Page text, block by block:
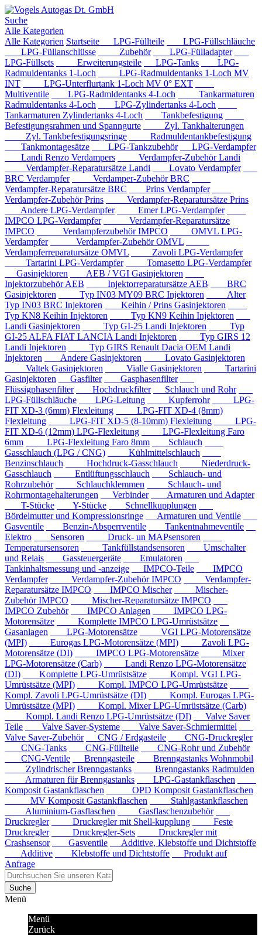
Suche
Alle Kategorien
Alle Kategorien Startseite LPG-Füllteile
LPG-Füllschläuche
LPG-Füllanschlüsse
Zubehör
LPG-Fülladapter
LPG-Füllsets
Erweiterungsteile LPG-Tanks
LPG-
Radmuldentanks 1-Loch
LPG-Radmuldentanks 1-Loch MV
INT
LPG-Unterflurtank 1-Loch MV 0° EXT
Multiventile
LPG-Radmldentanks 4-Loch
Tankarmaturen
Radmuldentanks 4-Loch
LPG-Zylindertanks 4-Loch
Tankarmaturen Zylindertanks 4-Loch
Tankbefestigung
Befestigungsrahmen und Spanngurte
Zyl. Tankhalterungen
Zyl. Tankbefestigungsringe
Radmuldentankbefestigung
Tankmontagesätze
LPG-Tankzubehör
LPG-Verdampfer
Landi Renzo Verdampers
Verdampfer-Zubehör Landi
Verdampfer-Reparatursätze Landi
Lovato Verdampfer
BRC Verdampfer
Verdamper-Zubehör BRC
Verdampfer-Reparatursätze BRC
Prins Verdampfer
Verdampfer-Zubehör Prins
Verdampfer-Reparatursätze Prins
Andere LPG-Verdampfer
Emer LPG-Verdampfer
IMPCO LPG-Verdampfer
Verdampfer-Reparatursätze
IMPCO
Verdampferzubehör IMPCO
OMVL LPG-
Verdampfer
Verdampfer-Zubehör OMVL
Verdampferreparatursätze OMVL
Zavoli LPG-Verdampfer
Tartarini LPG-Verdampfer
Tomasetto LPG-Verdampfer
Gasinjektoren
AEB / VGI Gasinjektoren
Injektorzubehör AEB
Injektorreparatursätze AEB
BRC
Gasinjektoren
Typ IN03 MY09 BRC Injektoren
Alter
Typ IN03 BRC Injektoren
Keihin / Prins Gasinjektoren
Typ KN8 Keihin Injektoren
Typ KN9 Keihin Injektoren
Landi Gasinjektoren
Typ GI-25 Landi Injektoren
Typ
GI-25 ALFA FIAT LANCIA Landi Injektoren
Typ GIRS 12
Landi Injektoren
Typ GIRS Renault Dacia OEM Landi
Injektoren
Andere Gasinjektoren
Lovato Gasinjektoren
Valtek Gasinjektoren
Vialle Gasinjektoren
Tartarini
Gasinjektoren
Gasfilter
Gasphasenfilter
Flüssigphasenfilter
Hochdruckfilter
Schlauch und Rohr
LPG-Füllschläuche
LPG-Leitung Kupferrohr
LPG-
FIT XD-3 (6mm) Flexleitung
LPG-FIT XD-4 (8mm)
Flexleitung
LPG-FIT XD-5 (8-10mm) Flexleitung
LPG-
FIT XD-6 (12mm) LPG-Flexleitung
LPG-Flexleitung Faro
6mm
LPG-Flexleitung Faro 8mm
Schlauch
Gasschlauch (LPG / CNG)
Kühlmittelschlauch
Benzinschlauch
Hochdruck-Gasschlauch
Niederdruck-
Gasschlauch
Entlüftungsschlauch
Schlauch- und
Rohrzubehör
Schlauchklemmen
Schlauch- und
Rohrmontagehalterungen
Verbinder
Armaturen und Adapter
T-Stücke
Y-Stücke
Schnellkupplungen
Bördelmutter und Kompressionsringe
Armaturen und Ventile
Gasventile
Benzin-Absperrventile
Tankentnahmeventile
Elektro
Sensoren
Druck- un MAPsensoren
Temperatursensoren
Tankfüllstandsensoren
Umschalter
und Relais
Gassteuergeräte
Emulatoren
Tankinhaltsmessung und -anzeige
IMPCO-Teile
IMPCO
Verdampfer
Verdampfer-Zubehör IMPCO
Verdampfer-
Reparatursätze IMPCO
IMPCO Mischer
Mischer-
Zubehör IMPCO
Mischer-Reparatursätze IMPCO
IMPCO Zubehör
IMPCO Anlagen
IMPCO LPG-
Motorensätze
Komplette IMPCO LPG-Umrüstsätze
Gasanlagen
LPG-Motorensätze
VGI LPG-Motorensätze
(MPI)
Eurogas LPG-Motorensätze (MPI)
Zavoli LPG-
Motorensätze (DI)
IMPCO LPG-Motorensätze
Mixer
LPG-Motorensätze (Carb)
Landi Renzo LPG-Motorensätze
(DI)
Komplette LPG-Umrüstsätze
Kompl. VGI LPG-
Umrüstsätze (MPI)
Kompl. IMPCO LPG-Umrüstsätze
Kompl. Zavoli LPG-Umrüstsätze (DI)
Kompl. Eurogas LPG-
Umrüstsätze (MPI)
Kompl. Mixer LPG-Umrüstsätze (Carb)
Kompl. Landi Renzo LPG-Umrüstsätze (DI)
Valve Saver
Teile
Valve Saver-Systeme
Valve Saver-Schmiermittel
Valve Saver-Zubehör
CNG / Erdgasteile
CNG-Druckregler
CNG-Tanks
CNG-Füllteile
CNG-Rohr und Zubehör
CNG-Ventile
Brenngasteile
Brenngastanks Wohnmobil
Zylindrischer Brenngastanks
Brenngastanks Radmulden
Armaturen für Brenngastanks
LPG-Gastankflaschen
Komposit Gastankflaschen
OPD Komposit Gastankflaschen
MV Komposit Gastankflaschen
Stahlgastankflaschen
Aluminium-Gasflaschen
Gasflaschenzubehör
Druckregler
Druckregler mit Shell-kupplung
Feste
Druckregler
Druckregler-Sets
Druckregler mit
Crashsensor
Gasventile
Additive, Klebstoffe und Dichtstoffe
Additive
Klebstoffe und Dichtstoffe
Produkt auf
Anfrage
Suche
Menü
Menü
Zurück